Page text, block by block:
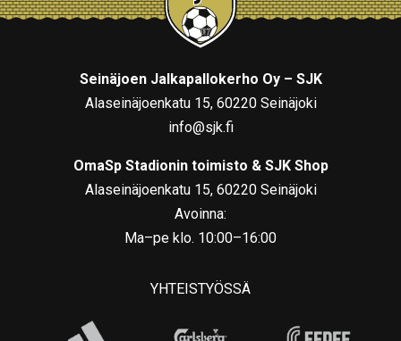
Seinäjoen Jalkapallokerho Oy – SJK
Alaseinäjoenkatu 15, 60220 Seinäjoki
info@sjk.fi
OmaSp Stadionin toimisto & SJK Shop
Alaseinäjoenkatu 15, 60220 Seinäjoki
Avoinna:
Ma–pe klo. 10:00–16:00
YHTEISTYÖSSÄ